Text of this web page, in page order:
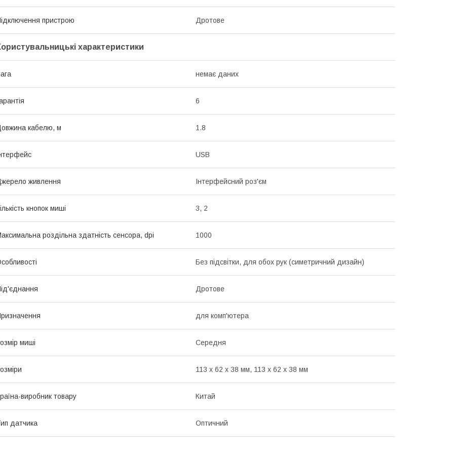
пристрою Дротове
характеристики
немає даних
6
кабелю, м 1.8
USB
живлення Інтерфейсний роз'єм
кнопок миші 3, 2
роздільна здатність сенсора, dpi 1000
Без підсвітки, для обох рук (симетричний дизайн)
Дротове
для комп'ютера
миші Середня
113 х 62 х 38 мм, 113 x 62 x 38 мм
виробник товару Китай
датчика Оптичний